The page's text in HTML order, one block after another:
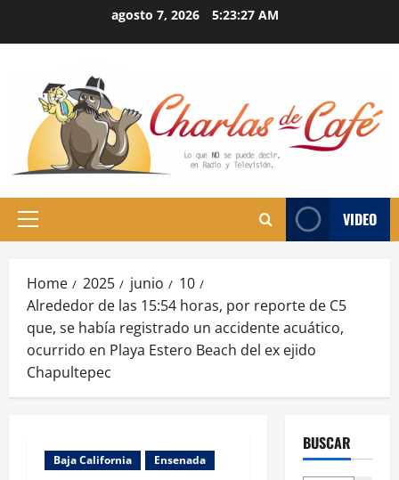
agosto 7, 2026 5:23:28 AM
Primary
VIDEO
Home 2025 junio
10
Alrededor de las 15:54 horas, por reporte de C5
que, se había registrado un accidente acuático,
ocurrido en Playa Estero Beach del ex ejido
Chapultepec
Baja California Ensenada
BUSCAR